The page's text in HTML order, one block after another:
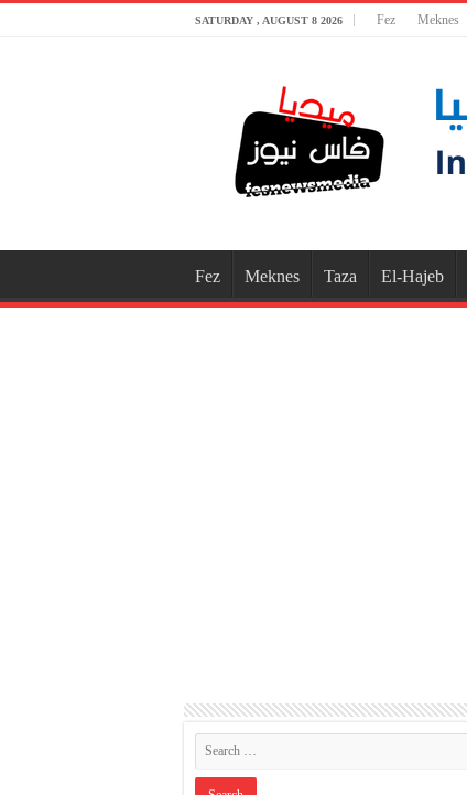
SATURDAY , AUGUST 8 2026 Fez Meknes
Fez Meknes Taza El-Hajeb